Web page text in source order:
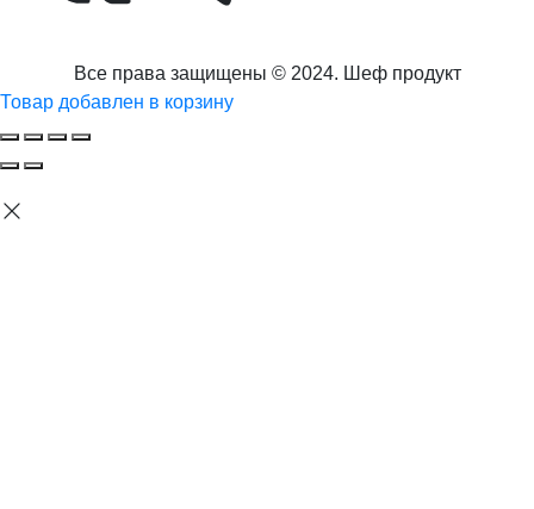
Все права защищены © 2024. Шеф продукт
Товар добавлен в корзину